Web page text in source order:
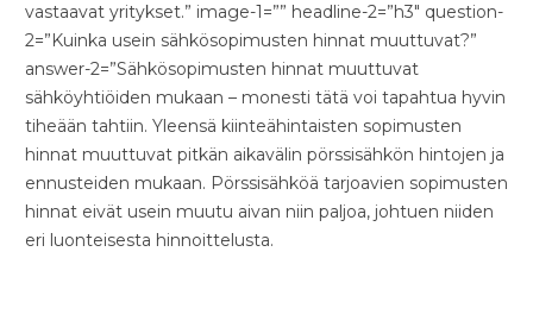
vastaavat yritykset.” image-1=”” headline-2=”h3″ question-
2=”Kuinka usein sähkösopimusten hinnat muuttuvat?”
answer-2=”Sähkösopimusten hinnat muuttuvat
sähköyhtiöiden mukaan – monesti tätä voi tapahtua hyvin
tiheään tahtiin. Yleensä kiinteähintaisten sopimusten
hinnat muuttuvat pitkän aikavälin pörssisähkön hintojen ja
ennusteiden mukaan. Pörssisähköä tarjoavien sopimusten
hinnat eivät usein muutu aivan niin paljoa, johtuen niiden
eri luonteisesta hinnoittelusta.